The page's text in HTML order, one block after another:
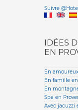
Suivre
IDÉES
EN
En
En famille
En
Spa en
Avec jacuzzi